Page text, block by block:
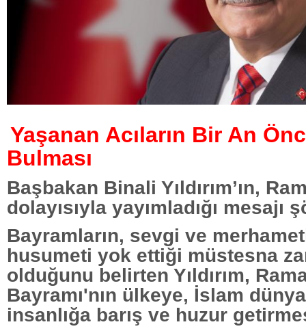
Yaşanan Acıların Bir An
Bulması
Başbakan Binali Yıldırım’ın,
dolayısıyla yayımladığı mesajı
Bayramların, sevgi ve
husumeti yok ettiği müstesna
olduğunu belirten Yıldırım,
Bayramı'nın ülkeye, İslam
insanlığa barış ve huzur